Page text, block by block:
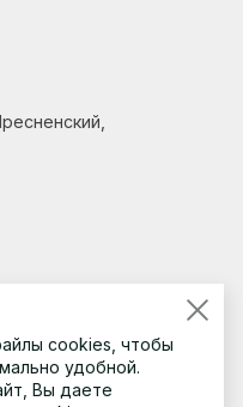
cookies, чтобы
удобной.
Вы даете